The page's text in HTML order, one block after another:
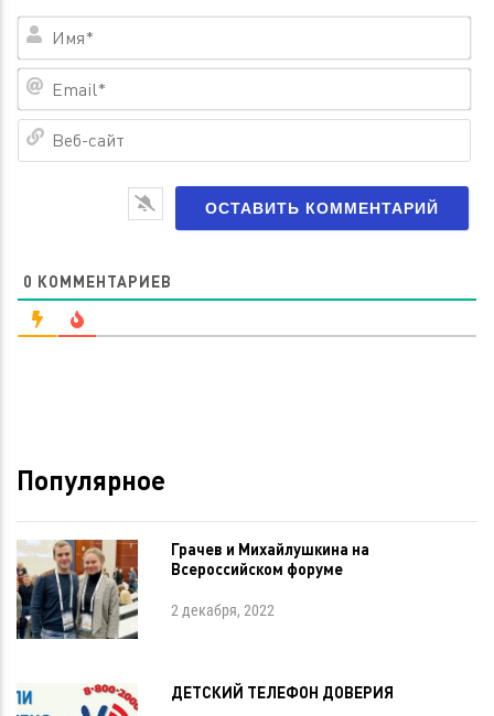
0 КОММЕНТАРИЕВ
Популярное
Грачев и Михайлушкина на
Всероссийском форуме
2 декабря, 2022
ДЕТСКИЙ ТЕЛЕФОН ДОВЕРИЯ